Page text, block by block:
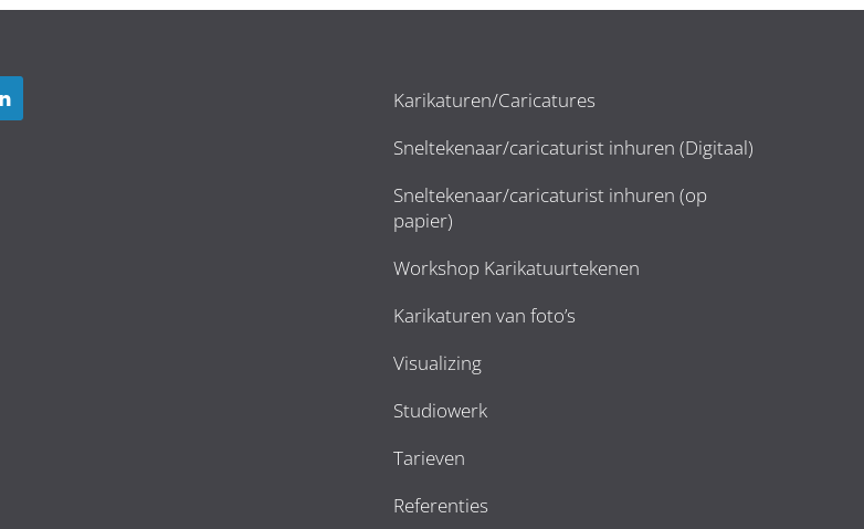
Karikaturen/Caricatures
Sneltekenaar/caricaturist inhuren (Digitaal)
Sneltekenaar/caricaturist inhuren (op
papier)
Workshop Karikatuurtekenen
Karikaturen van foto’s
Visualizing
Studiowerk
Tarieven
Referenties